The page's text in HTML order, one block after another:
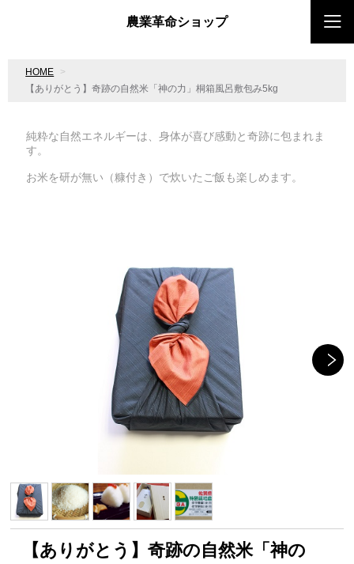
農業革命ショップ
HOME
【ありがとう】奇跡の自然米「神の力」桐箱風呂敷包み5kg
純粋な自然エネルギーは、身体が喜び感動と奇跡に包まれま
す。
お米を研が無い（糠付き）で炊いたご飯も楽しめます。
【ありがとう】奇跡の自然米「神の